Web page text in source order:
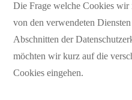
Die Frage welche Cookies
von den verwendeten
Abschnitten der
möchten wir kurz auf die
Cookies eingehen.